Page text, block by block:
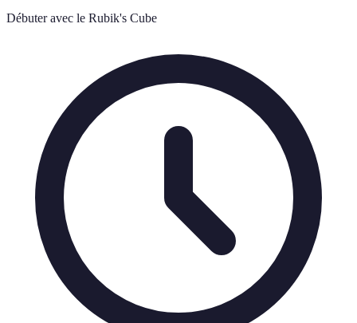
Débuter avec le Rubik's Cube